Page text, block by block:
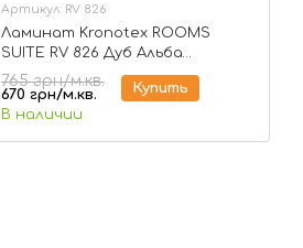
Артикул: RV 826
Ламинат Kronotex ROOMS
SUITE RV 826 Дуб Альба
платиновый
765 грн/м.кв.
670 грн/м.кв.
Купить
В наличии